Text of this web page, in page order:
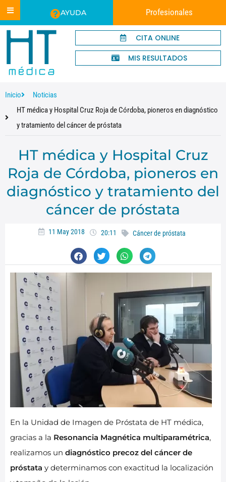
AYUDA Profesionales
CITA ONLINE
MIS RESULTADOS
Inicio
Noticias
HT médica y Hospital Cruz Roja de Córdoba, pioneros en diagnóstico
y tratamiento del cáncer de próstata
HT médica y Hospital Cruz
Roja de Córdoba, pioneros en
diagnóstico y tratamiento del
cáncer de próstata
11 May 2018 20:11 Cáncer de próstata
En la Unidad de Imagen de Próstata de HT médica,
gracias a la Resonancia Magnética multiparamétrica,
realizamos un diagnóstico precoz del cáncer de
próstata y determinamos con exactitud la localización